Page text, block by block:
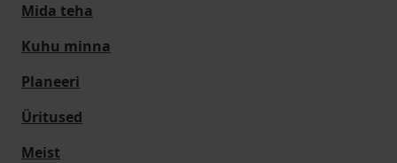
Mida teha
Kuhu minna
Planeeri
Üritused
Meist